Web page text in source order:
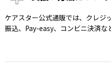
ケアスター公式通販では、クレジ
振込、Pay-easy、コンビニ決済な